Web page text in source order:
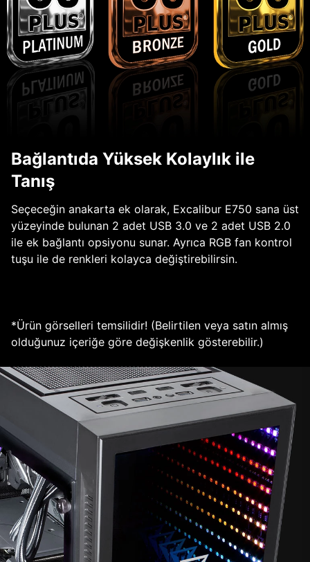
Bağlantıda Yüksek Kolaylık ile
Tanış
Seçeceğin anakarta ek olarak, Excalibur E750 sana üst
yüzeyinde bulunan 2 adet USB 3.0 ve 2 adet USB 2.0
ile ek bağlantı opsiyonu sunar. Ayrıca RGB fan kontrol
tuşu ile de renkleri kolayca değiştirebilirsin.
*Ürün görselleri temsilidir! (Belirtilen veya satın almış
olduğunuz içeriğe göre değişkenlik gösterebilir.)